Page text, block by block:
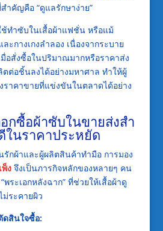
ำคัญคือ “ดูแลรักษาง่าย”
ช้ทำซับในเสื้อผ้าแฟชั่น หรือแม้
ะกางเกงลำลอง เนื่องจากระบาย
อสั่งซื้อในปริมาณมากหรือราคาส่ง
ต่อชิ้นลงได้อย่างมหาศาล ทำให้ผู้
ราคาขายที่แข่งขันในตลาดได้อย่าง
กซื้อผ้าซับในขายส่งสำ
ในราคาประหยัด
รักผ้าและผู้ผลิตสินค้าทำมือ การมอง
งจึงเป็นภารกิจหลักของหลายๆ คน
พระเอกหลังฉาก” ที่ช่วยให้เสื้อผ้าดู
ม่ระคายผิว
ดสินใจซื้อ: